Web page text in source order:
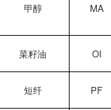
甲醇 MA
菜籽油 OI
短纤 PF